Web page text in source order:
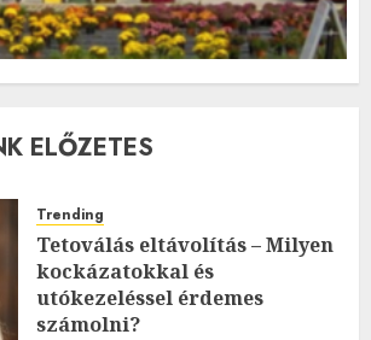
ELŐZETES
Trending
Tetoválás eltávolítás – Milyen
kockázatokkal és
utókezeléssel érdemes
számolni?